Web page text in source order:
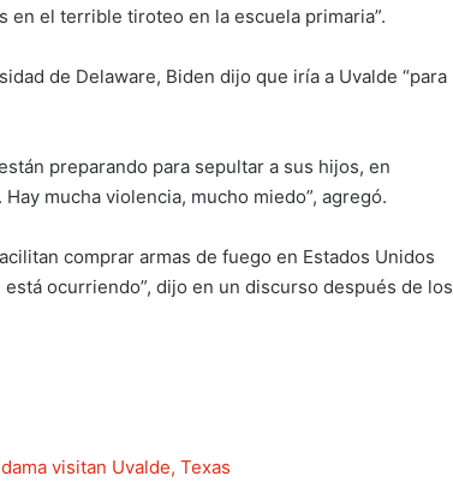
en el terrible tiroteo en la escuela primaria”.
de Delaware, Biden dijo que iría a Uvalde “para
preparando para sepultar a sus hijos, en
mucha violencia, mucho miedo”, agregó.
comprar armas de fuego en Estados Unidos
ocurriendo”, dijo en un discurso después de los